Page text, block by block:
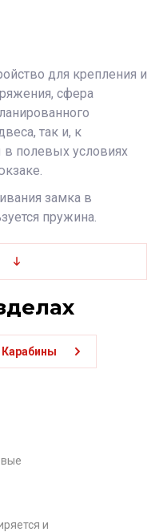
для крепления и
сфера
так и, к
полевых условиях
замка в
пружина.
Карабины
и